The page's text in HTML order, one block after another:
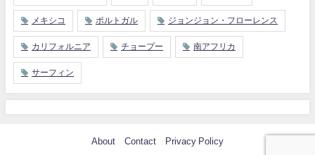
メキシコ ポルトガル ジョンジョン・フローレンス
カリフォルニア チョープー 南アフリカ
サーフィン
About Contact Privacy Policy